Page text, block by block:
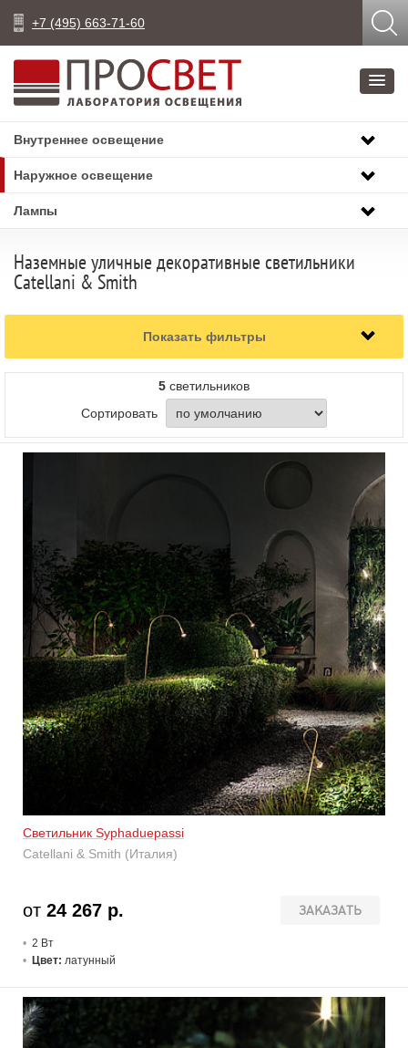
+7 (495) 663-71-60
Внутреннее освещение
Наружное освещение
Лампы
Наземные уличные декоративные светильники
Catellani & Smith
Показать фильтры
5 светильников
Сортировать
Светильник Syphaduepassi
Catellani & Smith (Италия)
ЗАКАЗАТЬ
от 24 267 р.
2 Вт
Цвет: латунный